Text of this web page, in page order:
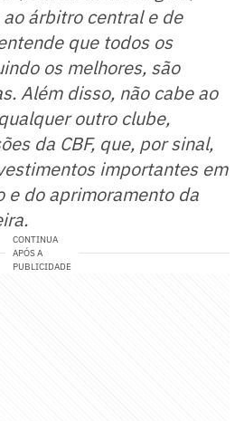
árbitro central e de
que todos os
os melhores, são
Além disso, não cabe ao
outro clube,
da CBF, que, por sinal,
importantes em
e do aprimoramento da
CONTINUA
APÓS A
PUBLICIDADE